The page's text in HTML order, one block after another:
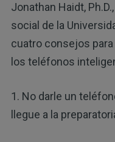
Jonathan Haidt,
social de la
cuatro consejos
los teléfonos
1. No darle un
llegue a la